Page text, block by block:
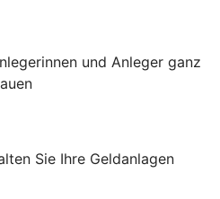
und Anleger ganz
Sie Ihre Geldanlagen